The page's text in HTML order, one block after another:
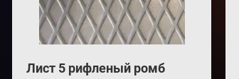
Лист 5 рифленый ромб